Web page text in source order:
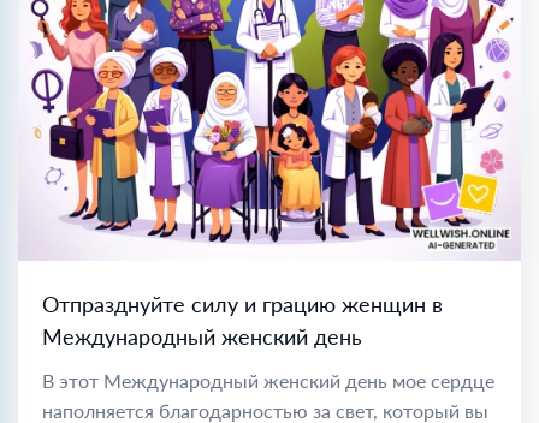
Отпразднуйте силу и грацию женщин в
Международный женский день
В этот Международный женский день мое сердце
наполняется благодарностью за свет, который вы